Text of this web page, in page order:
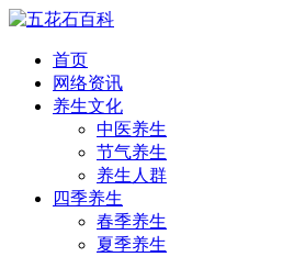
首页
网络资讯
养生文化
中医养生
节气养生
养生人群
四季养生
春季养生
夏季养生